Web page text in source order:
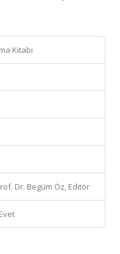
Kitabı
Dr. Begüm Öz, Editör
Evet